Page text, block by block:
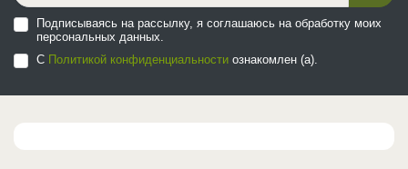
Подписываясь на рассылку, я соглашаюсь на обработку моих
персональных данных.
С Политикой конфиденциальности ознакомлен (а).